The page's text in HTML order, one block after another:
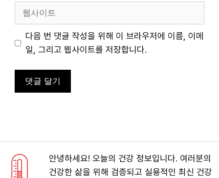
사
트
다음 번 댓글 작성을 위해 이 브라우저에 이름, 이메
일, 그리고 웹사이트를 저장합니다.
안녕하세요! 오늘의 건강 정보입니다. 여러분의
건강한 삶을 위해 검증되고 실용적인 최신 건강